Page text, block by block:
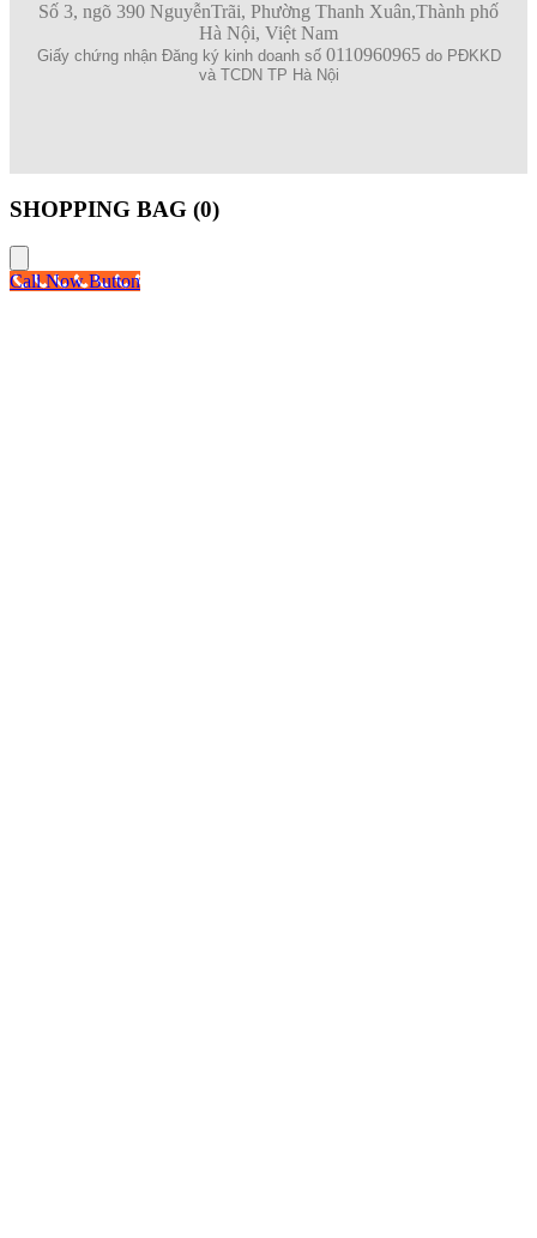
Số 3, ngõ 390 NguyễnTrãi, Phường Thanh Xuân,Thành phố
Hà Nội, Việt Nam
Giấy chứng nhận Đăng ký kinh doanh số 0110960965do PĐKKD
và TCDN TP Hà Nội
SHOPPING BAG (0)
Call Now Button